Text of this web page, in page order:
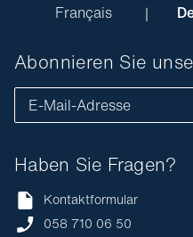
Français
Haben Sie Fragen?
Kontaktformular
058 710 06 50
Abonnieren Sie
E-Mail-Adresse